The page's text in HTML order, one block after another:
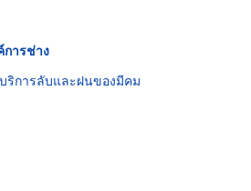
ารช่าง
บริการลับและฝนของมีคม